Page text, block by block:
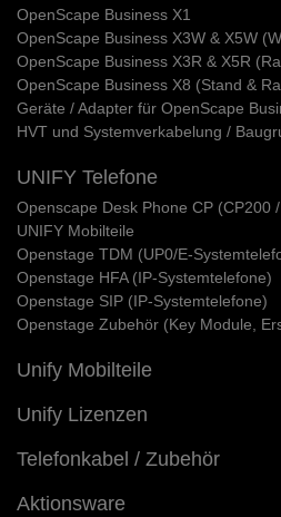
OpenScape Business X1
OpenScape Business X3W & X5W
OpenScape Business X3R & X5R
OpenScape Business X8 (Stand &
Geräte / Adapter für OpenScape
HVT und Systemverkabelung /
UNIFY Telefone
Openscape Desk Phone CP (CP200
UNIFY Mobilteile
Openstage TDM (UP0/E-
Openstage HFA (IP-Systemtelefone)
Openstage SIP (IP-Systemtelefone)
Openstage Zubehör (Key Module,
Unify Mobilteile
Unify Lizenzen
Telefonkabel / Zubehör
Aktionsware